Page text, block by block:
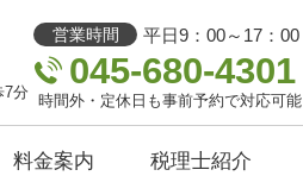
7分
営業時間 平日9：00～17：00
045-680-4301
時間外・定休日も事前予約で対応可能
料金案内 税理士紹介